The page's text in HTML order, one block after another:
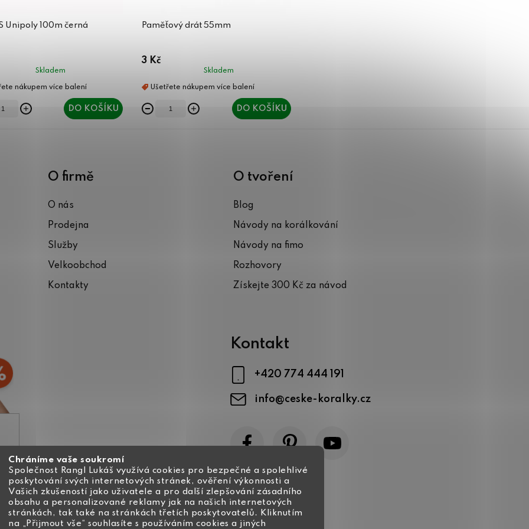
Chráníme vaše soukromí
Společnost Rangl Lukáš využívá cookies pro bezpečné a spolehlivé
poskytování svých internetových stránek, ověření výkonnosti a
Vašich zkušeností jako uživatele a pro další zlepšování zásadního
obsahu a personalizované reklamy jak na našich internetových
stránkách, tak také na stránkách třetích poskytovatelů. Kliknutím
na „Přijmout vše“ souhlasíte s používáním cookies a jiných
Unipoly 100m černá
Skladem
DO KOŠÍKU
Paměťový drát 55mm
3 Kč
Skladem
DO KOŠÍKU
O firmě
O nás
Prodejna
Služby
Velkoobchod
Kontakty
O tvoření
Blog
Návody na korálkování
Návody na fimo
Rozhovory
Získejte 300 Kč za návod
Kontakt
info@ceske-koralky.cz
+420 774 444 191